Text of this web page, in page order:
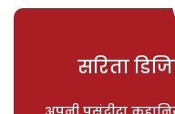
सरिता